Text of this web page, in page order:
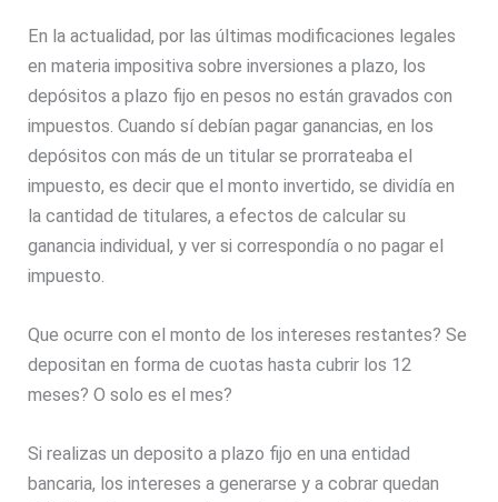
En la actualidad, por las últimas modificaciones legales
en materia impositiva sobre inversiones a plazo, los
depósitos a plazo fijo en pesos no están gravados con
impuestos. Cuando sí debían pagar ganancias, en los
depósitos con más de un titular se prorrateaba el
impuesto, es decir que el monto invertido, se dividía en
la cantidad de titulares, a efectos de calcular su
ganancia individual, y ver si correspondía o no pagar el
impuesto.
Que ocurre con el monto de los intereses restantes? Se
depositan en forma de cuotas hasta cubrir los 12
meses? O solo es el mes?
Si realizas un deposito a plazo fijo en una entidad
bancaria, los intereses a generarse y a cobrar quedan